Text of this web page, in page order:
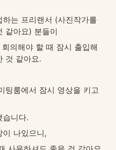
는 프리랜서 (사진작가를
같아요) 분들이
의해야 할 때 잠시 출입해
것 같아요.
팅룸에서 잠시 영상을 키고
습니다.
나있으니,